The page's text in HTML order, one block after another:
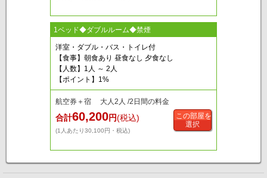
1ベッド◆ダブルルーム◆禁煙
洋室・ダブル・バス・トイレ付
【食事】朝食あり 昼食なし 夕食なし
【人数】1人 ～ 2人
【ポイント】1%
航空券＋宿 大人2人 /2日間の料金
合計60,200円(税込)
(1人あたり30,100円・税込)
この部屋を
選択